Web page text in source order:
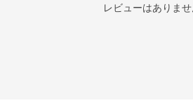
レビューはありませ